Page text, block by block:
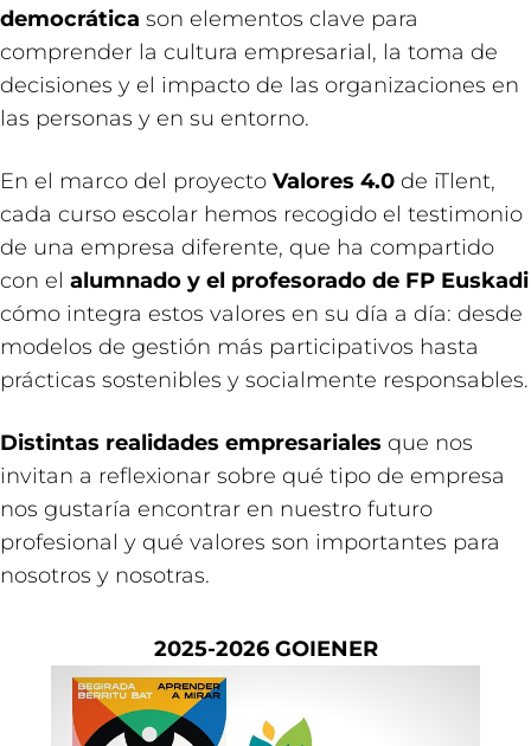
democrática son elementos clave para
comprender la cultura empresarial, la toma de
decisiones y el impacto de las organizaciones en
las personas y en su entorno.
En el marco del proyecto Valores 4.0 de iTlent,
cada curso escolar hemos recogido el testimonio
de una empresa diferente, que ha compartido
con el alumnado y el profesorado de FP Euskadi
cómo integra estos valores en su día a día: desde
modelos de gestión más participativos hasta
prácticas sostenibles y socialmente responsables.
Distintas realidades empresariales que nos
invitan a reflexionar sobre qué tipo de empresa
nos gustaría encontrar en nuestro futuro
profesional y qué valores son importantes para
nosotros y nosotras.
2025-2026 GOIENER